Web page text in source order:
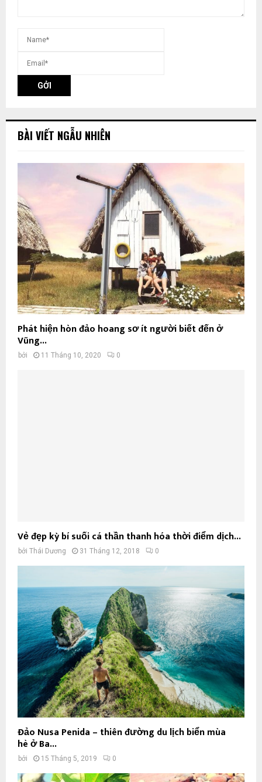
BÀI VIẾT NGẪU NHIÊN
Phát hiện hòn đảo hoang sơ ít người biết đến ở
Vũng...
bởi 11 Tháng 10, 2020 0
Vẻ đẹp kỳ bí suối cá thần thanh hóa thời điểm dịch...
bởi Thái Dương 31 Tháng 12, 2018 0
Đảo Nusa Penida – thiên đường du lịch biển mùa
hè ở Ba...
bởi 15 Tháng 5, 2019 0